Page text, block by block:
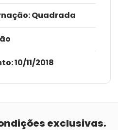
: Quadrada
10/11/2018